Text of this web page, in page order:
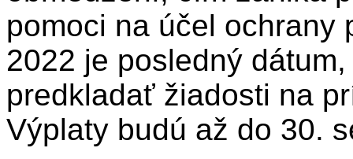
pomoci na účel ochrany
2022 je posledný
predkladať žiadosti na
Výplaty budú až do 30.